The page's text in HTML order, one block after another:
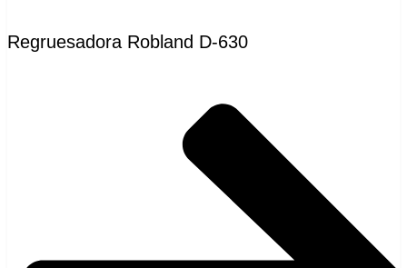
Regruesadora Robland D-630